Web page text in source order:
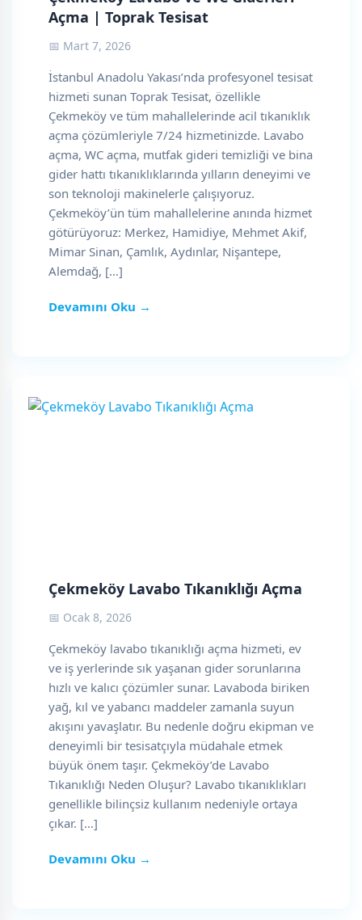
Açma | Toprak Tesisat
📅 Mart 7, 2026
İstanbul Anadolu Yakası’nda profesyonel tesisat
hizmeti sunan Toprak Tesisat, özellikle
Çekmeköy ve tüm mahallelerinde acil tıkanıklık
açma çözümleriyle 7/24 hizmetinizde. Lavabo
açma, WC açma, mutfak gideri temizliği ve bina
gider hattı tıkanıklıklarında yılların deneyimi ve
son teknoloji makinelerle çalışıyoruz.
Çekmeköy’ün tüm mahallelerine anında hizmet
götürüyoruz: Merkez, Hamidiye, Mehmet Akif,
Mimar Sinan, Çamlık, Aydınlar, Nişantepe,
Alemdağ, […]
Devamını Oku →
Çekmeköy Lavabo Tıkanıklığı Açma
📅 Ocak 8, 2026
Çekmeköy lavabo tıkanıklığı açma hizmeti, ev
ve iş yerlerinde sık yaşanan gider sorunlarına
hızlı ve kalıcı çözümler sunar. Lavaboda biriken
yağ, kıl ve yabancı maddeler zamanla suyun
akışını yavaşlatır. Bu nedenle doğru ekipman ve
deneyimli bir tesisatçıyla müdahale etmek
büyük önem taşır. Çekmeköy’de Lavabo
Tıkanıklığı Neden Oluşur? Lavabo tıkanıklıkları
genellikle bilinçsiz kullanım nedeniyle ortaya
çıkar. […]
Devamını Oku →